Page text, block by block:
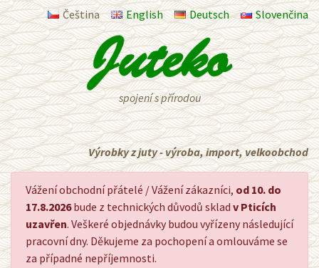
Čeština English Deutsch Slovenčina
spojení s přírodou
Výrobky z juty - výroba, import, velkoobchod
Vážení obchodní přátelé / Vážení zákazníci, od 10. do
17.8.2026bude z technických důvodů sklad v Pticích
uzavřen. Veškeré objednávky budou vyřízeny následující
pracovní dny. Děkujeme za pochopení a omlouváme se
za případné nepříjemnosti.